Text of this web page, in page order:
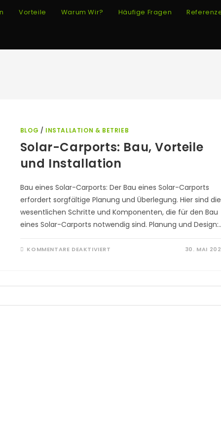
Vorteile Warum Wir? Häufige Fragen
BLOG / INSTALLATION & BETRIEB
Solar-Carports: Bau, Vorteile
und Installation
Bau eines Solar-Carports: Der Bau eines Solar-Carports
erfordert sorgfältige Planung und Überlegung. Hier sind die
wesentlichen Schritte und Komponenten, die für den Bau
eines Solar-Carports notwendig sind. Planung und
KOMMENTARE DEAKTIVIERT
INSTALLATION
30. MAI